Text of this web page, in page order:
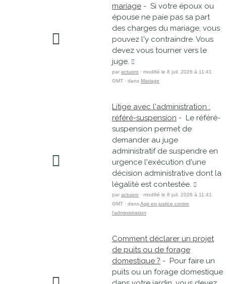
mariage - Si votre époux ou
épouse ne paie pas sa part
des charges du mariage, vous
pouvez l'y contraindre. Vous
devez vous tourner vers le
juge.
par actupro · modifié le 8 juil. 2026 à 11:41
GMT · dans Mariage
Litige avec l'administration :
référé-suspension - Le référé-
suspension permet de
demander au juge
administratif de suspendre en
urgence l'exécution d'une
décision administrative dont la
légalité est contestée.
par actupro · modifié le 8 juil. 2026 à 11:41
GMT · dansAgir en justice contre
l'administration
Comment déclarer un projet
de puits ou de forage
domestique ? - Pour faire un
puits ou un forage domestique